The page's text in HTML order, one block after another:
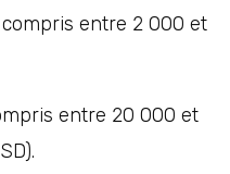
entre 2 000 et
entre 20 000 et